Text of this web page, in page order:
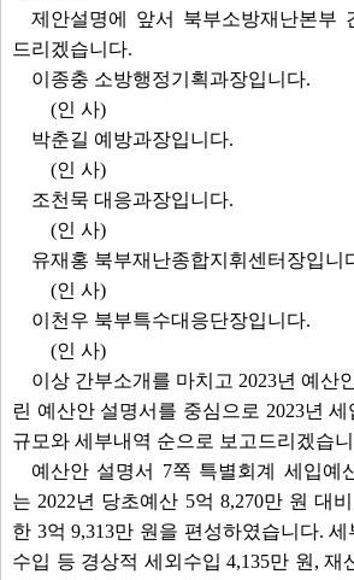
제안설명에 앞서 북부소방재난본부
드리겠습니다.
이종충 소방행정기획과장입니다.
(인 사)
박춘길 예방과장입니다.
(인 사)
조천묵 대응과장입니다.
(인 사)
유재홍 북부재난종합지휘센터장입니
(인 사)
이천우 북부특수대응단장입니다.
(인 사)
이상 간부소개를 마치고 2023년 예산
린 예산안 설명서를 중심으로 2023년
규모와 세부내역 순으로 보고드리겠습
예산안 설명서 7쪽 특별회계 세입예
는 2022년 당초예산 5억 8,270만 원 대
한 3억 9,313만 원을 편성하였습니다.
수입 등 경상적 세외수입 4,135만 원, 재